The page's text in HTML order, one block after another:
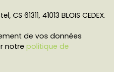
61311, 41013 BLOIS CEDEX.
de vos données
notre politique de